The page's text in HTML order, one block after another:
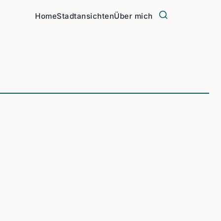
HomeStadtansichtenÜber mich